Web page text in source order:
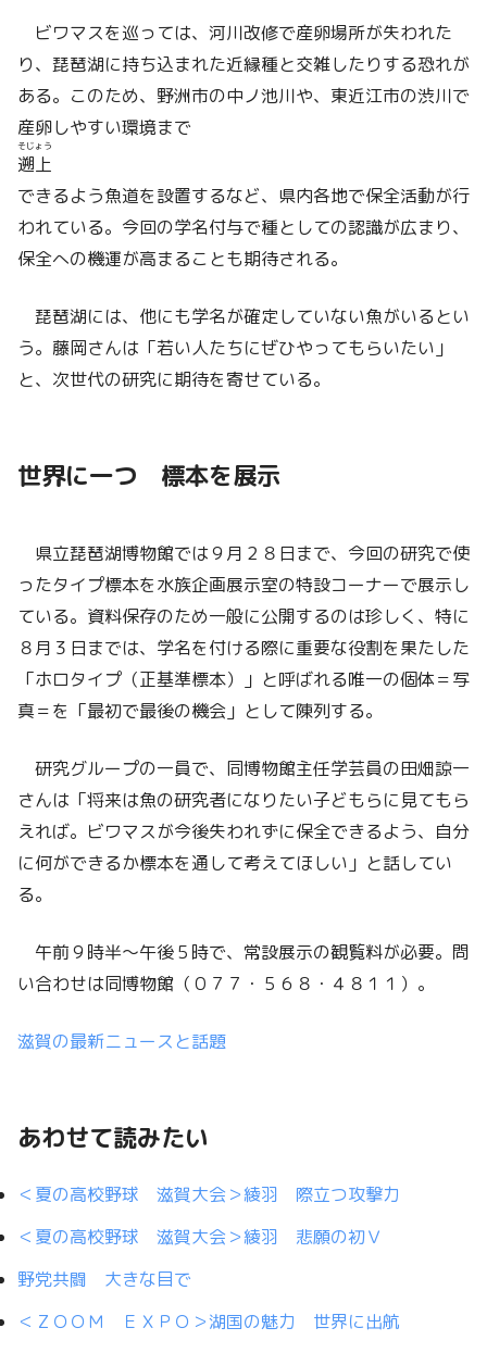
ビワマスを巡っては、河川改修で産卵場所が失われた
り、琵琶湖に持ち込まれた近縁種と交雑したりする恐れが
ある。このため、野洲市の中ノ池川や、東近江市の渋川で
産卵しやすい環境まで
遡上
そじょう
できるよう魚道を設置するなど、県内各地で保全活動が行
われている。今回の学名付与で種としての認識が広まり、
保全への機運が高まることも期待される。
琵琶湖には、他にも学名が確定していない魚がいるとい
う。藤岡さんは「若い人たちにぜひやってもらいたい」
と、次世代の研究に期待を寄せている。
世界に一つ 標本を展示
県立琵琶湖博物館では９月２８日まで、今回の研究で使
ったタイプ標本を水族企画展示室の特設コーナーで展示し
ている。資料保存のため一般に公開するのは珍しく、特に
８月３日までは、学名を付ける際に重要な役割を果たした
「ホロタイプ（正基準標本）」と呼ばれる唯一の個体＝写
真＝を「最初で最後の機会」として陳列する。
研究グループの一員で、同博物館主任学芸員の田畑諒一
さんは「将来は魚の研究者になりたい子どもらに見てもら
えれば。ビワマスが今後失われずに保全できるよう、自分
に何ができるか標本を通して考えてほしい」と話してい
る。
午前９時半～午後５時で、常設展示の観覧料が必要。問
い合わせは同博物館（０７７・５６８・４８１１）。
滋賀の最新ニュースと話題
あわせて読みたい
＜夏の高校野球 滋賀大会＞綾羽 際立つ攻撃力
＜夏の高校野球 滋賀大会＞綾羽 悲願の初Ｖ
野党共闘 大きな目で
＜ＺＯＯＭ ＥＸＰＯ＞湖国の魅力 世界に出航